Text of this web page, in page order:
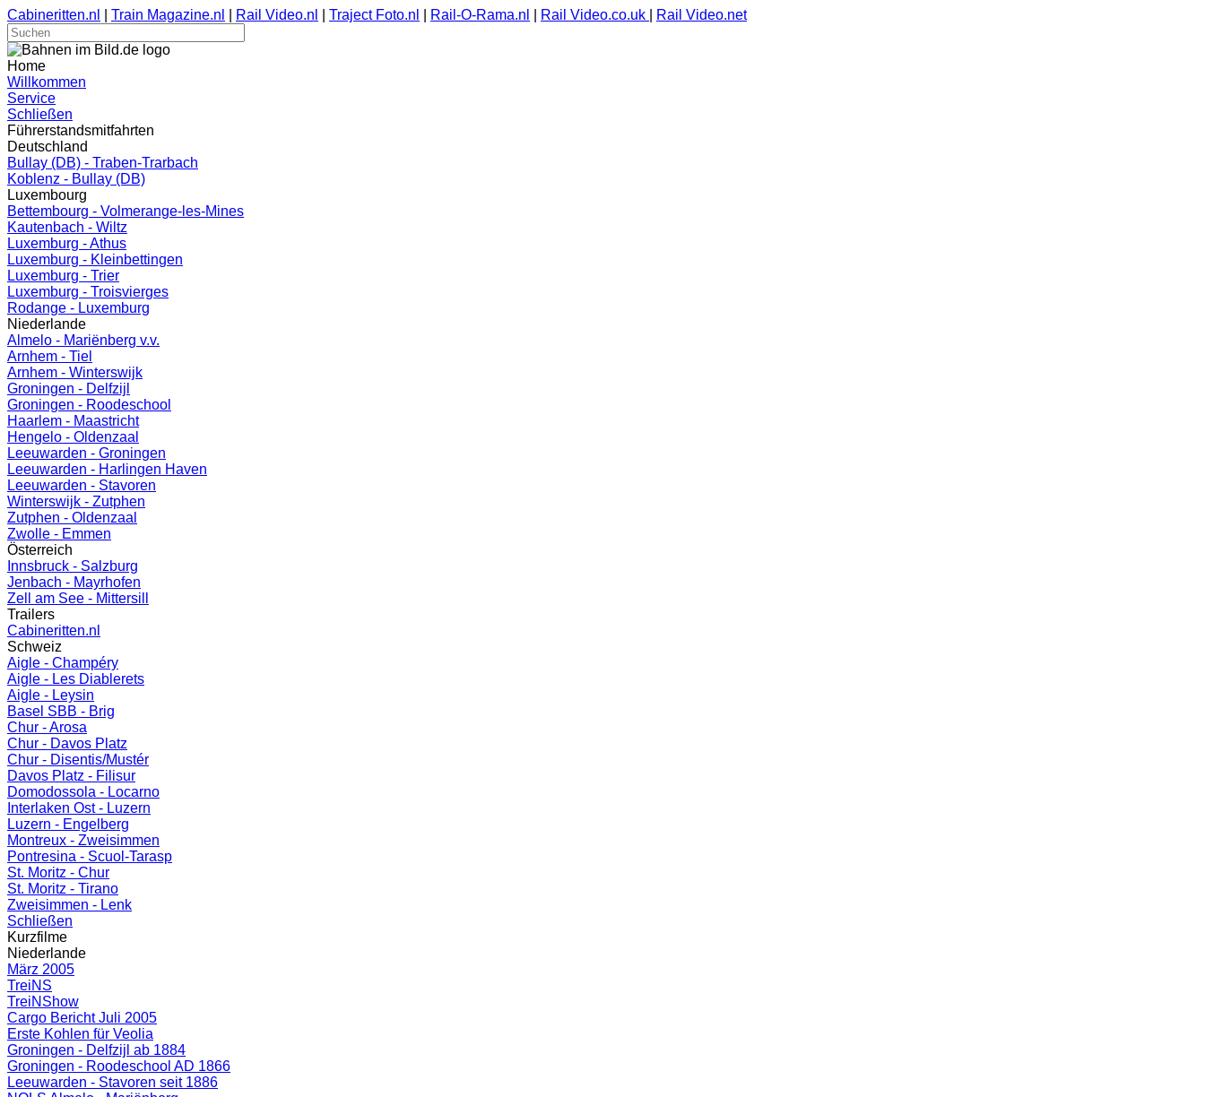
Cabineritten.nl Train Magazine.nl Rail Video.nl Traject Foto.nl Rail-O-Rama.nl Rail Video.co.uk Rail Video.net
Home
Willkommen
Service
Schließen
Führerstandsmitfahrten
Deutschland
Bullay (DB) - Traben-Trarbach
Koblenz - Bullay (DB)
Luxembourg
Bettembourg - Volmerange-les-Mines
Kautenbach - Wiltz
Luxemburg - Athus
Luxemburg - Kleinbettingen
Luxemburg - Trier
Luxemburg - Troisvierges
Rodange - Luxemburg
Niederlande
Almelo - Mariënberg v.v.
Arnhem - Tiel
Arnhem - Winterswijk
Groningen - Delfzijl
Groningen - Roodeschool
Haarlem - Maastricht
Hengelo - Oldenzaal
Leeuwarden - Groningen
Leeuwarden - Harlingen Haven
Leeuwarden - Stavoren
Winterswijk - Zutphen
Zutphen - Oldenzaal
Zwolle - Emmen
Österreich
Innsbruck - Salzburg
Jenbach - Mayrhofen
Zell am See - Mittersill
Trailers
Cabineritten.nl
Schweiz
Aigle - Champéry
Aigle - Les Diablerets
Aigle - Leysin
Basel SBB - Brig
Chur - Arosa
Chur - Davos Platz
Chur - Disentis/Mustér
Davos Platz - Filisur
Domodossola - Locarno
Interlaken Ost - Luzern
Luzern - Engelberg
Montreux - Zweisimmen
Pontresina - Scuol-Tarasp
St. Moritz - Chur
St. Moritz - Tirano
Zweisimmen - Lenk
Schließen
Kurzfilme
Niederlande
März 2005
TreiNS
TreiNShow
Cargo Bericht Juli 2005
Erste Kohlen für Veolia
Groningen - Delfzijl ab 1884
Groningen - Roodeschool AD 1866
Leeuwarden - Stavoren seit 1886